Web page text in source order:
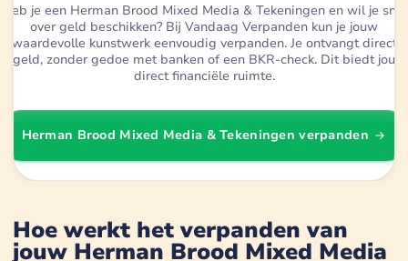
Heb je een Herman Brood Mixed Media & Tekeningen en wil je snel
over geld beschikken? Bij Vandaag Verpanden kun je jouw
waardevolle kunstwerk eenvoudig verpanden. Je ontvangt direct
geld, zonder gedoe met banken of een BKR-check. Dit biedt jou
direct financiële ruimte.
Herman Brood Mixed Media & Tekeningen verpanden
Hoe werkt het verpanden van
jouw Herman Brood Mixed Media